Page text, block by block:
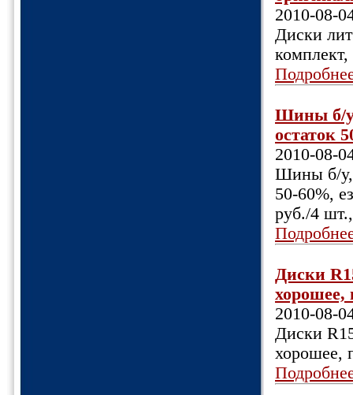
2010-08-
Диски
Шины б/у,
остаток
2010-08-
Шины б/у,
50-60%,
руб./4
Диски
хорошее,
2010-08-
Диски
хорошее,